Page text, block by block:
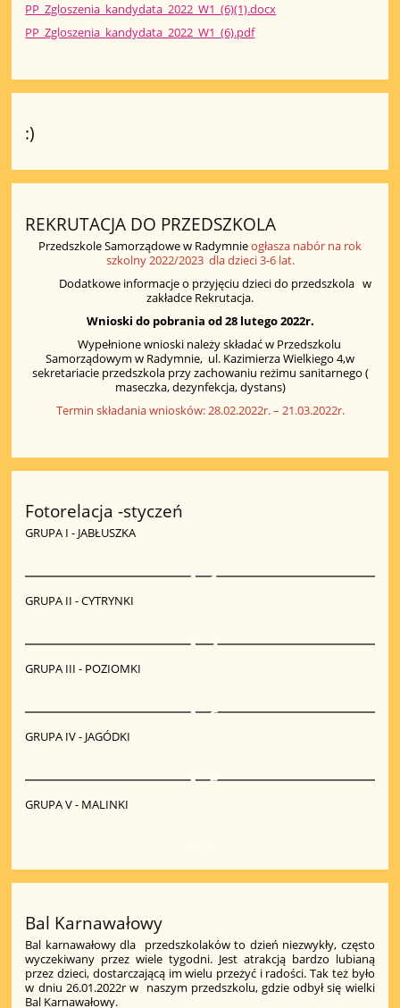
PP_Zgloszenia_kandydata_2022_W1_(6)(1).docx
PP_Zgloszenia_kandydata_2022_W1_(6).pdf
:)
REKRUTACJA DO PRZEDSZKOLA
Przedszkole Samorządowe w Radymnieogłasza nabór na rok
szkolny 2022/2023 dla dzieci 3-6 lat.
Dodatkowe informacje o przyjęciu dzieci do przedszkola w
zakładce Rekrutacja.
Wnioski do pobrania od 28 lutego 2022r.
Wypełnione wnioski należy składać w Przedszkolu
Samorządowym w Radymnie, ul. Kazimierza Wielkiego 4,w
sekretariacie przedszkola przy zachowaniu reżimu sanitarnego (
maseczka, dezynfekcja, dystans)
Termin składania wniosków: 28.02.2022r. – 21.03.2022r.
Fotorelacja -styczeń
GRUPA I - JABŁUSZKA
1
GRUPA II - CYTRYNKI
4
GRUPA III - POZIOMKI
6
GRUPA IV - JAGÓDKI
5
GRUPA V - MALINKI
Bal Karnawałowy
Bal karnawałowy dla przedszkolaków to dzień niezwykły, często
wyczekiwany przez wiele tygodni. Jest atrakcją bardzo lubianą
przez dzieci, dostarczającą im wielu przeżyć i radości. Tak też było
w dniu 26.01.2022r w naszym przedszkolu, gdzie odbył się wielki
Bal Karnawałowy.